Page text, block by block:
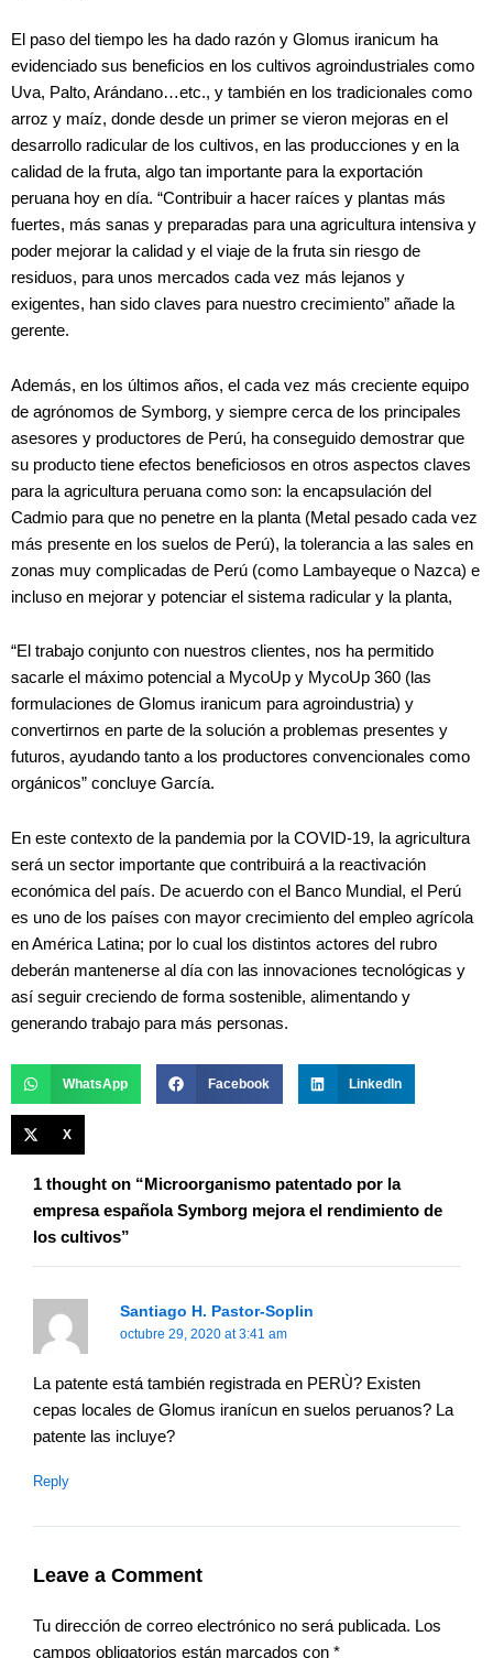
El paso del tiempo les ha dado razón y Glomus iranicum ha
evidenciado sus beneficios en los cultivos agroindustriales como
Uva, Palto, Arándano…etc., y también en los tradicionales como
arroz y maíz, donde desde un primer se vieron mejoras en el
desarrollo radicular de los cultivos, en las producciones y en la
calidad de la fruta, algo tan importante para la exportación
peruana hoy en día. “Contribuir a hacer raíces y plantas más
fuertes, más sanas y preparadas para una agricultura intensiva y
poder mejorar la calidad y el viaje de la fruta sin riesgo de
residuos, para unos mercados cada vez más lejanos y
exigentes, han sido claves para nuestro crecimiento” añade la
gerente.
Además, en los últimos años, el cada vez más creciente equipo
de agrónomos de Symborg, y siempre cerca de los principales
asesores y productores de Perú, ha conseguido demostrar que
su producto tiene efectos beneficiosos en otros aspectos claves
para la agricultura peruana como son: la encapsulación del
Cadmio para que no penetre en la planta (Metal pesado cada vez
más presente en los suelos de Perú), la tolerancia a las sales en
zonas muy complicadas de Perú (como Lambayeque o Nazca) e
incluso en mejorar y potenciar el sistema radicular y la planta,
“El trabajo conjunto con nuestros clientes, nos ha permitido
sacarle el máximo potencial a MycoUp y MycoUp 360 (las
formulaciones de Glomus iranicum para agroindustria) y
convertirnos en parte de la solución a problemas presentes y
futuros, ayudando tanto a los productores convencionales como
orgánicos” concluye García.
En este contexto de la pandemia por la COVID-19, la agricultura
será un sector importante que contribuirá a la reactivación
económica del país. De acuerdo con el Banco Mundial, el Perú
es uno de los países con mayor crecimiento del empleo agrícola
en América Latina; por lo cual los distintos actores del rubro
deberán mantenerse al día con las innovaciones tecnológicas y
así seguir creciendo de forma sostenible, alimentando y
generando trabajo para más personas.
WhatsApp Facebook LinkedIn
X
1 thought on “Microorganismo patentado por la
empresa española Symborg mejora el rendimiento de
los cultivos”
Santiago H. Pastor-Soplin
octubre 29, 2020 at 3:41 am
La patente está también registrada en PERÙ? Existen
cepas locales de Glomus iranícun en suelos peruanos? La
patente las incluye?
Reply
Leave a Comment
Tu dirección de correo electrónico no será publicada. Los
campos obligatorios están marcados con *